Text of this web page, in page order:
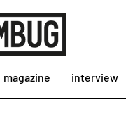
magazine interview